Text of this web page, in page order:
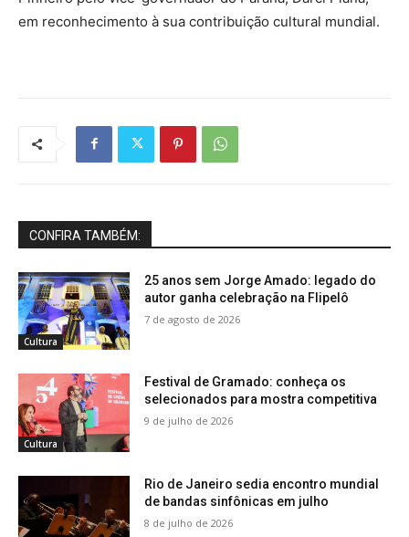
em reconhecimento à sua contribuição cultural mundial.
CONFIRA TAMBÉM:
Cultura
25 anos sem Jorge Amado: legado do
autor ganha celebração na Flipelô
7 de agosto de 2026
Cultura
Festival de Gramado: conheça os
selecionados para mostra competitiva
9 de julho de 2026
Rio de Janeiro sedia encontro mundial
de bandas sinfônicas em julho
8 de julho de 2026